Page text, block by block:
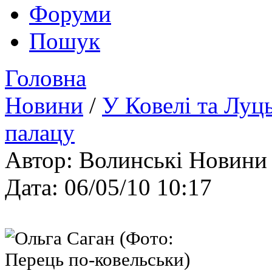
Форуми
Пошук
Головна
Новини / У Ковелі та
палацу
Автор: Волинські Новини
Дата: 06/05/10 10:17